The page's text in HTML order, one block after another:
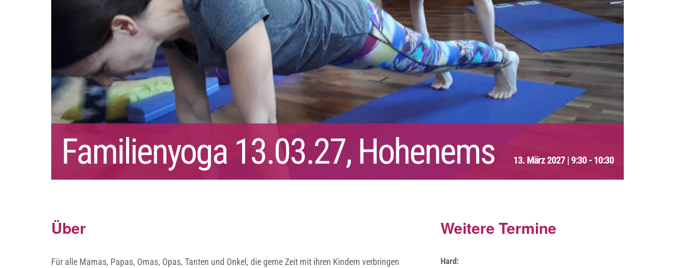
Familienyoga 13.03.27, Hohenems 13. März 2027 | 9:30- 10:30
Über
Für alle Mamas, Papas, Omas, Opas, Tanten und Onkel, die gerne Zeit mit ihren Kindern verbringen
Weitere Termine
Hard: